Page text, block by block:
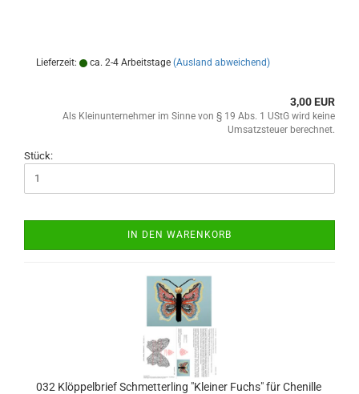
Lieferzeit: ca. 2-4 Arbeitstage (Ausland abweichend)
3,00 EUR
Als Kleinunternehmer im Sinne von § 19 Abs. 1 UStG wird keine
Umsatzsteuer berechnet.
Stück:
IN DEN WARENKORB
032 Klöppelbrief Schmetterling "Kleiner Fuchs" für Chenille